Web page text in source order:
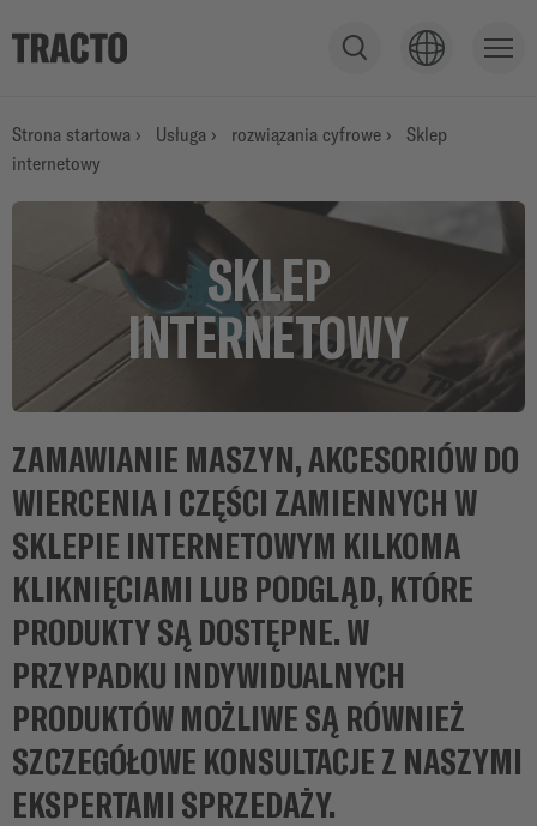
PRODUKTY
USŁUGA
ZASTOSOWANIA
W
w
o
l
s
z
u
k
i
w
a
n
a
Strona startowa › Usługa › rozwiązania cyfrowe ›
Sklep
internetowy
SKLEP
INTERNETOWY
ZAMAWIANIE MASZYN, AKCESORIÓW DO
WIERCENIA I CZĘŚCI ZAMIENNYCH W
SKLEPIE INTERNETOWYM KILKOMA
KLIKNIĘCIAMI LUB PODGLĄD, KTÓRE
PRODUKTY SĄ DOSTĘPNE. W
PRZYPADKU INDYWIDUALNYCH
PRODUKTÓW MOŻLIWE SĄ RÓWNIEŻ
SZCZEGÓŁOWE KONSULTACJE Z NASZYMI
EKSPERTAMI SPRZEDAŻY.